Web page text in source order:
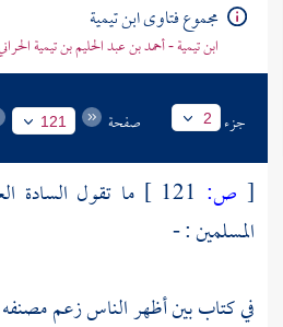
مجموع فتاوى ابن تيمية
ابن تيمية - أحمد بن عبد الحليم بن تيمية
جزء 2 صفحة 121
[ ص:
ما تقول السادة
المسلمين : -
في كتاب بين أظهر الناس زعم